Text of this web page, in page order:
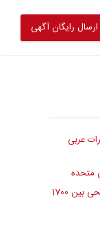
ارسال رایگان آگهی
عربی
متحده
استخدام در عرشه کشتی و قایق تفریحی بین 1700